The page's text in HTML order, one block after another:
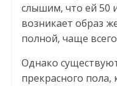
слышим, что ей 50
возникает образ
полной, чаще
Однако
прекрасного